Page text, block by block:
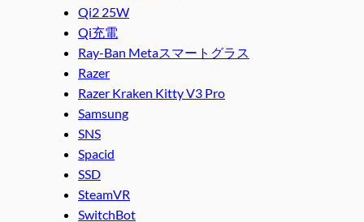
Qi2 25W
Qi充電
Ray-Ban Metaスマートグラス
Razer
Razer Kraken Kitty V3 Pro
Samsung
SNS
Spacid
SSD
SteamVR
SwitchBot